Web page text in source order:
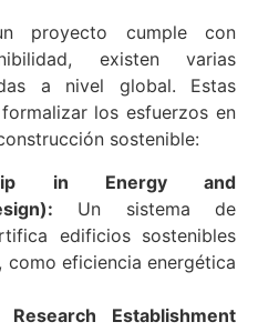
proyecto cumple con
existen varias
a nivel global. Estas
los esfuerzos en
sostenible:
in Energy and
Un sistema de
edificios sostenibles
como eficiencia energética
Research Establishment